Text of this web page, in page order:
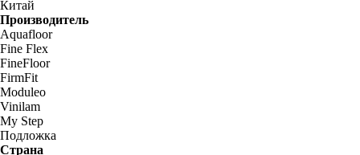
Китай
Производитель
Aquafloor
Fine Flex
FineFloor
FirmFit
Moduleo
Vinilam
My Step
Подложка
Страна